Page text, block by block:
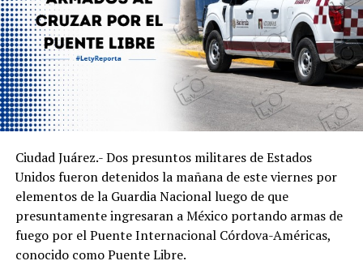
Ciudad Juárez.- Dos presuntos militares de Estados
Unidos fueron detenidos la mañana de este viernes por
elementos de la Guardia Nacional luego de que
presuntamente ingresaran a México portando armas de
fuego por el Puente Internacional Córdova-Américas,
conocido como Puente Libre.